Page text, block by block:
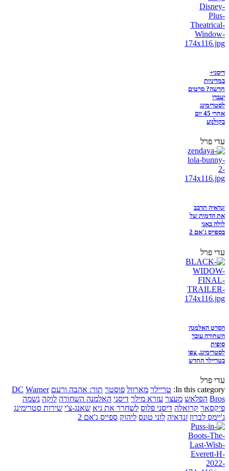
דיסני+
במדיניות
חדשה? סרטים
יעברו
לסטרימינג
אחרי 45 יום
בקולנוע
עדי פרל
זנדאיה תדבב
את הדמות של
לולה באני
בספייס ג'אם 2
עדי פרל
הסרט האלמנה
השחורה עובר
סופית
לסטרימינג, צפו
בטריילר החדש
עדי פרל
In this category: טריילר מארוול פוסטר תור: אהבה ורעם DC Warner
Bros הפלאש מעצר עזרא מילר דיסני האלמנה השחורה לוקה נשמה
פיקסאר קרואלה דיסני פלוס לשחרר את גיא שאנג-צ'י שירות סטרימינג
ג'יימס לברון זנדאיה לוני טונס ליהוק ספייס ג'אם 2